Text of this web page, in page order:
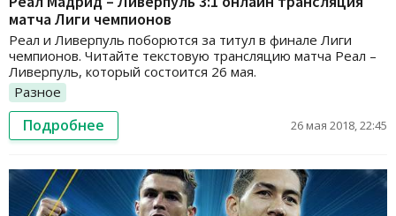
матча Лиги чемпионов
Реал и Ливерпуль поборются за титул в финале Лиги
чемпионов. Читайте текстовую трансляцию матча Реал –
Ливерпуль, который состоится 26 мая.
Разное
Подробнее 26 мая 2018, 22:45